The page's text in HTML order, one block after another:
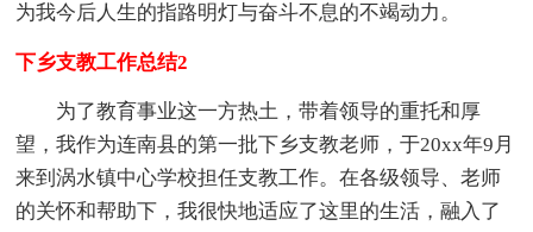
为我今后人生的指路明灯与奋斗不息的不竭动力。
下乡支教工作总结2
为了教育事业这一方热土，带着领导的重托和厚
望，我作为连南县的第一批下乡支教老师，于20xx年9月
来到涡水镇中心学校担任支教工作。在各级领导、老师
的关怀和帮助下，我很快地适应了这里的生活，融入了